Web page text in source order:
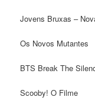
Jovens Bruxas –
Os Novos Mutantes
BTS Break The
Scooby! O Filme